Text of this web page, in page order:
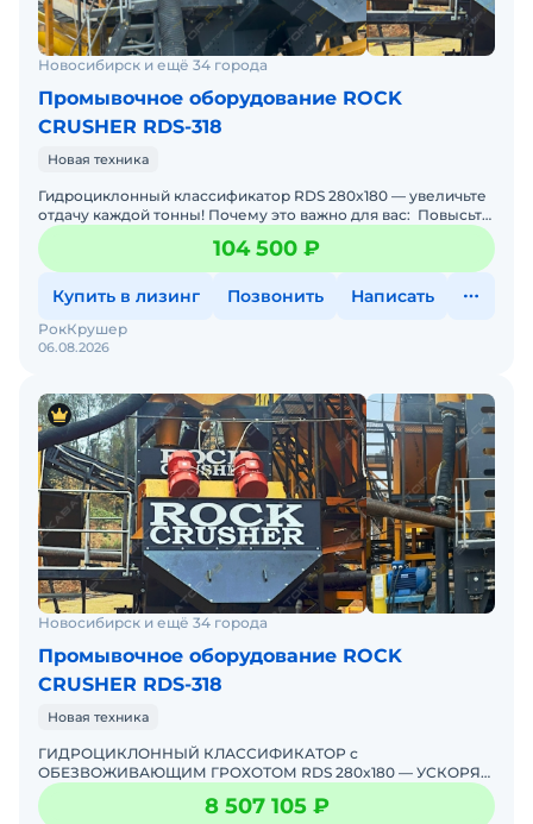
Новосибирск и ещё 34 города
Промывочное оборудование ROCK
CRUSHER RDS-318
Новая техника
Гидроциклонный классификатор RDS 280x180 — увеличьте
отдачу каждой тонны! Почему это важно для вас: Повысьте
прибыль благодаря качественной техник
104 500 ₽
Купить в лизинг Позвонить Написать
06.08.2026
РокКрушер
Новосибирск и ещё 34 города
Промывочное оборудование ROCK
CRUSHER RDS-318
Новая техника
ГИДРОЦИКЛОННЫЙ КЛАССИФИКАТОР с
ОБЕЗВОЖИВАЮЩИМ ГРОХОТОМ RDS 280x180 — УСКОРЯЙ
ОТДАЧУ ОТ КАЖДОЙ ТОННЫ! ВЫГОДА НАСТОЯЩЕГО
ПРОИЗВОДСТВА ПОВЫСЬ СВОЮ ПРИБЫЛЬ
8 507 105 ₽